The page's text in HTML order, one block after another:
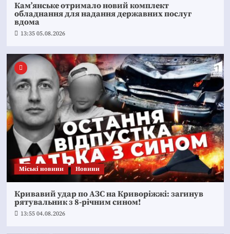
Кам’янське отримало новий комплект
обладнання для надання державних послуг
вдома
13:35 05.08.2026
Mіські новини Новини
Кривавий удар по АЗС на Криворіжжі: загинув
рятувальник з 8-річним сином!
13:55 04.08.2026